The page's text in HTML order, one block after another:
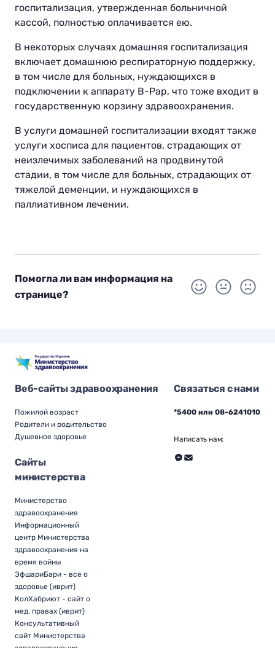
госпитализация, утвержденная больничной
кассой, полностью оплачивается ею.
В некоторых случаях домашняя госпитализация
включает домашнюю респираторную поддержку,
в том числе для больных, нуждающихся в
подключении к аппарату B-Pap, что тоже входит в
государственную корзину здравоохранения.
В услуги домашней госпитализации входят также
услуги хосписа для пациентов, страдающих от
неизлечимых заболеваний на продвинутой
стадии, в том числе для больных, страдающих от
тяжелой деменции, и нуждающихся в
паллиативном лечении.
Помогла ли вам информация на
странице?
Веб-сайты здравоохранения
Пожилой возраст
Родители и родительство
Душевное здоровье
Сайты
министерства
Министерство
здравоохранения
Информационный
центр Министерства
здравоохранения на
время войны
ЭфшариБари - все о
здоровье (иврит)
КолХабриют - сайт о
мед. правах (иврит)
Консультативный
сайт Министерства
Связаться с нами
*5400 или 08-6241010
Написать нам: